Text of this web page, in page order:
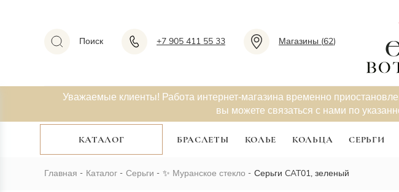
Поиск +7 905 411 55 33 Магазины (62)
Уважаемые клиенты! Работа интернет-магазина временно
вы можете связаться с нами по
КАТАЛОГ БРАСЛЕТЫ КОЛЬЕ КОЛЬЦА СЕРЬГИ
Главная Каталог Серьги ✨ Муранское стекло Серьги CAT01, зеленый